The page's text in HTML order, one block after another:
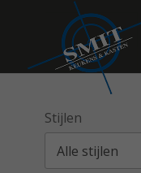
Stijlen